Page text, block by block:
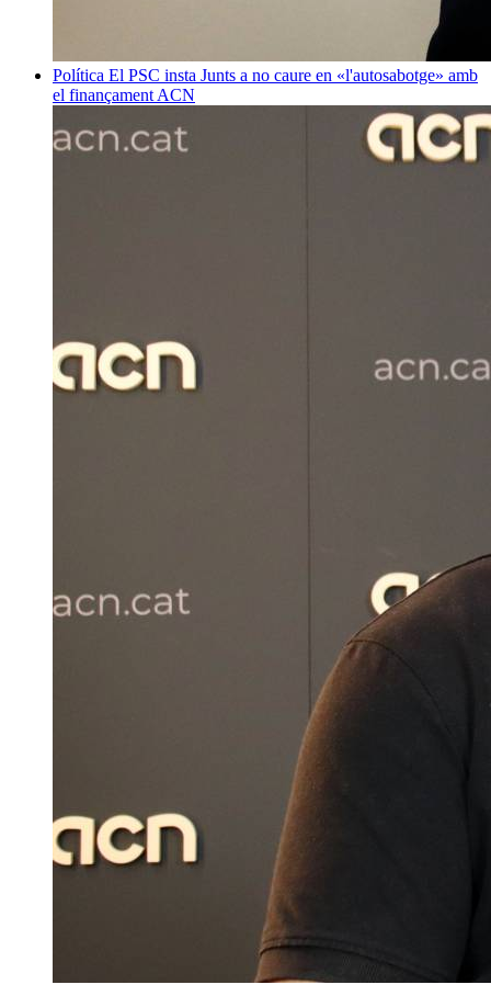
Política El PSC insta Junts a no caure en «l'autosabotge» amb
el finançament ACN